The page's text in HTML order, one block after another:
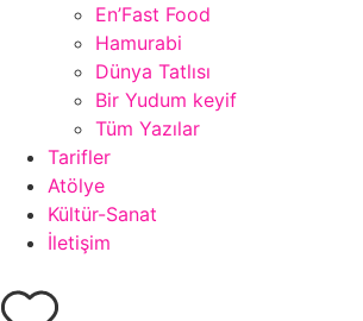
En’Fast Food
Hamurabi
Dünya Tatlısı
Bir Yudum keyif
Tüm Yazılar
Tarifler
Atölye
Kültür-Sanat
İletişim